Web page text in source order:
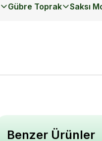
Gübre Toprak Saksı
Benzer Ürünler